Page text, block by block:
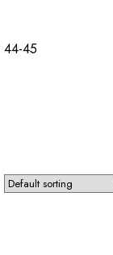
44-45